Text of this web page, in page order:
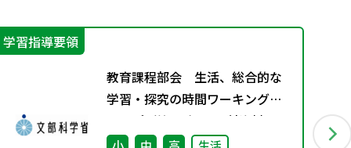
学習指導要領
教育課程部会 生活、総合的な
学習・探究の時間ワーキンググ
ループ（第4回） 配付資料